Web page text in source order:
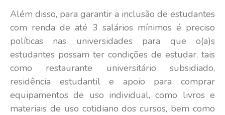
Além disso, para garantir a inclusão de estudantes
com renda de até 3 salários mínimos é preciso
políticas nas universidades para que o(a)s
estudantes possam ter condições de estudar, tais
como restaurante universitário subsidiado,
residência estudantil e apoio para comprar
equipamentos de uso individual, como livros e
materiais de uso cotidiano dos cursos, bem como